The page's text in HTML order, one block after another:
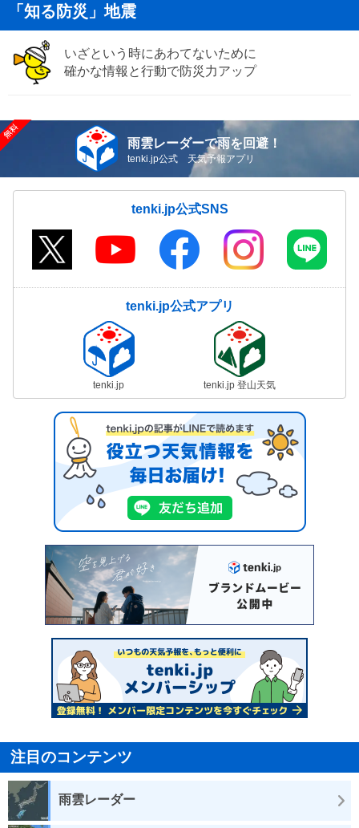
「知る防災」地震
いざという時にあわてないために
確かな情報と行動で防災力アップ
雨雲レーダーで雨を回避！
tenki.jp公式 天気予報アプリ
tenki.jp公式SNS
tenki.jp公式アプリ
tenki.jp tenki.jp 登山天気
注目のコンテンツ
雨雲レーダー